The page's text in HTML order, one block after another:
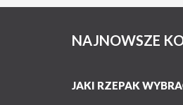
NAJNOWSZE
JAKI RZEPAK